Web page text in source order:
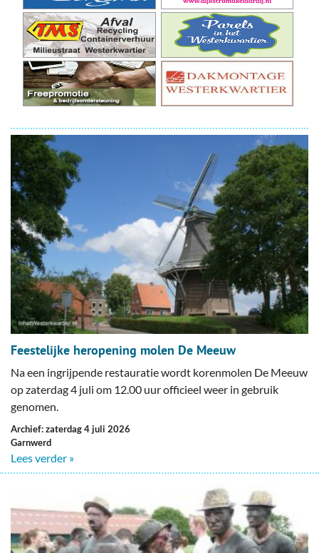
Feestelijke heropening molen De Meeuw
Na een ingrijpende restauratie wordt korenmolen De Meeuw
op zaterdag 4 juli om 12.00 uur officieel weer in gebruik
genomen.
Archief: zaterdag 4 juli 2026
Garnwerd
Lees verder »